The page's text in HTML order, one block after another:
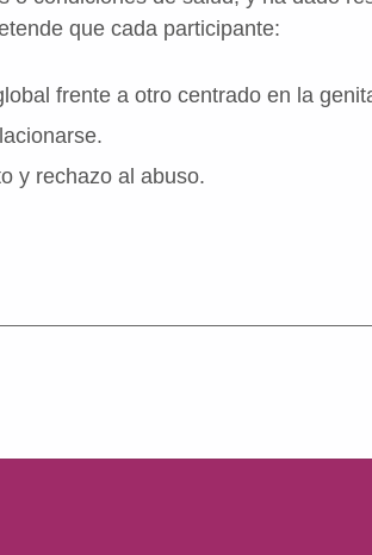
que cada participante:
frente a otro centrado en la
y rechazo al abuso.